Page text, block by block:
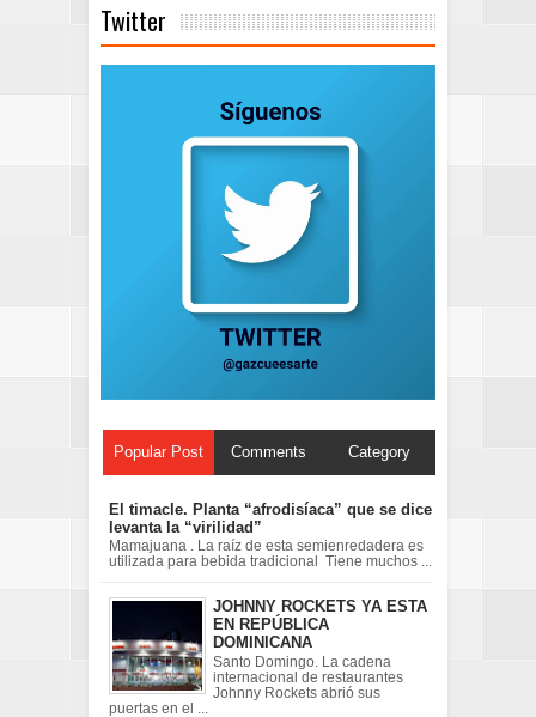
Twitter
Popular Post Comments Category
El timacle. Planta “afrodisíaca” que se dice
levanta la “virilidad”
Mamajuana . La raíz de esta semienredadera es
utilizada para bebida tradicional Tiene muchos ...
JOHNNY ROCKETS YA ESTA
EN REPÚBLICA
DOMINICANA
Santo Domingo. La cadena
internacional de restaurantes
Johnny Rockets abrió sus
puertas en el ...